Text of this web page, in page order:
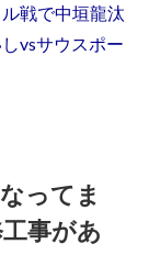
戦で中垣龍汰
vsサウスポー
ってま
事があ